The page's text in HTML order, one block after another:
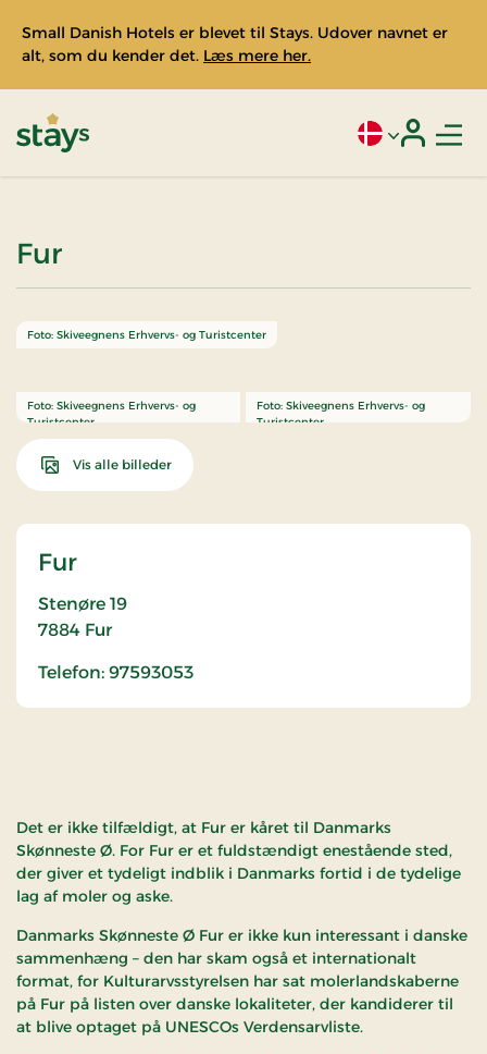
Small Danish Hotels er blevet til Stays. Udover navnet er
alt, som du kender det. Læs mere her.
Aktivt sprog:
Fur
Fur
Stenøre 19
7884 Fur
Telefon: 97593053
Foto: Skiveegnens Erhvervs- og Turistcenter
Foto: Skiveegnens Erhvervs- og
Turistcenter
Foto: Skiveegnens Erhvervs- og
Turistcenter
Vis alle billeder
Det er ikke tilfældigt, at Fur er kåret til Danmarks
Skønneste Ø. For Fur er et fuldstændigt enestående sted,
der giver et tydeligt indblik i Danmarks fortid i de tydelige
lag af moler og aske.
Danmarks Skønneste Ø Fur er ikke kun interessant i danske
sammenhæng – den har skam også et internationalt
format, for Kulturarvsstyrelsen har sat molerlandskaberne
på Fur på listen over danske lokaliteter, der kandiderer til
at blive optaget på UNESCOs Verdensarvliste.